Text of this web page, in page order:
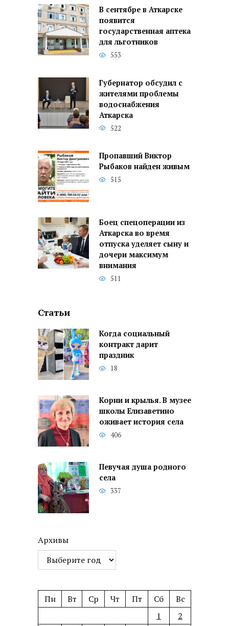
В сентябре в Аткарске
появится
государственная аптека
для льготников
553
Губернатор обсудил с
жителями проблемы
водоснабжения
Аткарска
522
Пропавший Виктор
Рыбаков найден живым
515
Боец спецоперации из
Аткарска во время
отпуска уделяет сыну и
дочери максимум
внимания
511
Статьи
Когда социальный
контракт дарит
праздник
18
Корни и крылья. В музее
школы Елизаветино
оживает история села
406
Певучая душа родного
села
337
Архивы
Пн Вт Ср Чт Пт Сб
Вс
1
2